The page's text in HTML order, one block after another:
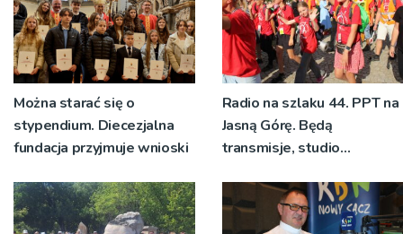
Można starać się o
stypendium. Diecezjalna
fundacja przyjmuje wnioski
Radio na szlaku 44. PPT na
Jasną Górę. Będą
transmisje, studio
pozdrowienia